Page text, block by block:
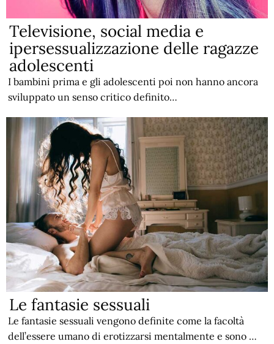
Televisione, social media e
ipersessualizzazione delle ragazze
adolescenti
I bambini prima e gli adolescenti poi non hanno ancora
sviluppato un senso critico definito…
Le fantasie sessuali
Le fantasie sessuali vengono definite come la facoltà
dell’essere umano di erotizzarsi mentalmente e sono …